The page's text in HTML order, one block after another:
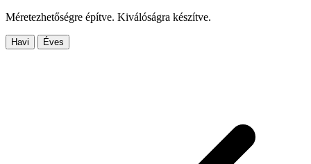
Méretezhetőségre építve. Kiválóságra készítve.
Havi Éves